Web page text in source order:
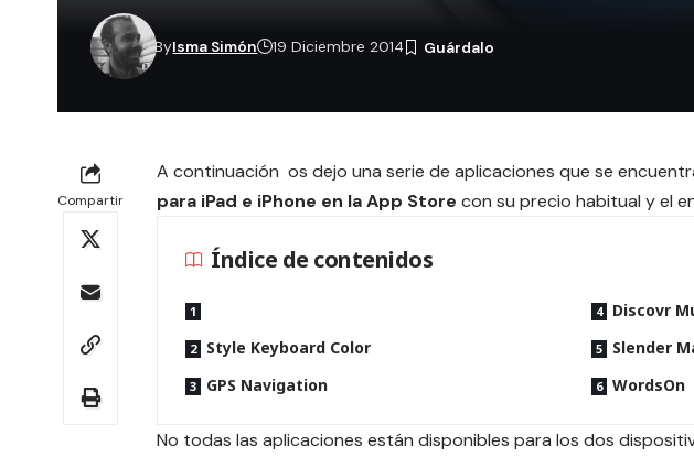
ByIsma Simón 19 Diciembre 2014
Compartir
A continuación os dejo una serie de aplicaciones que se
para iPad e iPhone en la App Store con su precio habitual y el
Índice de contenidos
Style Keyboard Color
GPS Navigation
Discovr
Slender
WordsOn
No todas las aplicaciones están disponibles para los dos